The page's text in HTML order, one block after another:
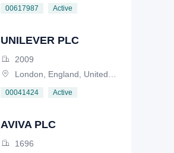
00617987 Active
UNILEVER PLC
2009
London, England, United Kingdom
00041424 Active
AVIVA PLC
1696